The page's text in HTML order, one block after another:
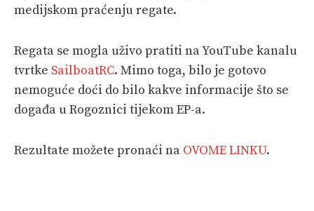
medijskom praćenju regate.
Regata se mogla uživo pratiti na YouTube kanalu
tvrtke SailboatRC. Mimo toga, bilo je gotovo
nemoguće doći do bilo kakve informacije što se
događa u Rogoznici tijekom EP-a.
Rezultate možete pronaći na OVOME LINKU.